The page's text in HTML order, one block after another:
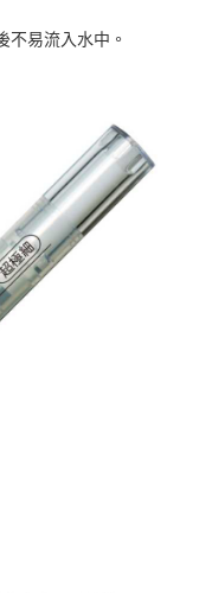
不易流入水中。